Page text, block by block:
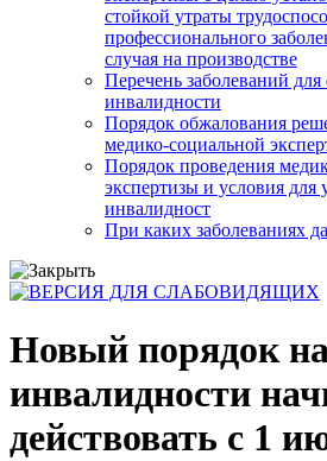
стойкой утраты
профессионального
случая на производстве
Перечень заболеваний для
инвалидности
Порядок обжалования
медико-социальной
Порядок проведения
экспертизы и условия для
инвалидност
При каких заболеваниях
Новый порядок
инвалидности
действовать с 1